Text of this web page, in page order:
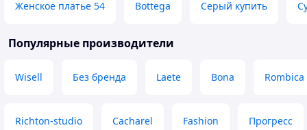
Женское платье 54 Bottega Серый купить
Популярные производители
Wisell Без бренда Laete Bona Rombica
Richton-studio Cacharel Fashion Прогресс